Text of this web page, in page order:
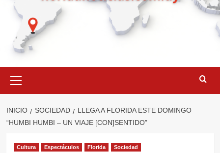
primario
INICIO SOCIEDAD
LLEGA A FLORIDA ESTE DOMINGO
“HUMBI HUMBI – UN VIAJE [CON]SENTIDO”
Cultura Espectáculos Florida Sociedad